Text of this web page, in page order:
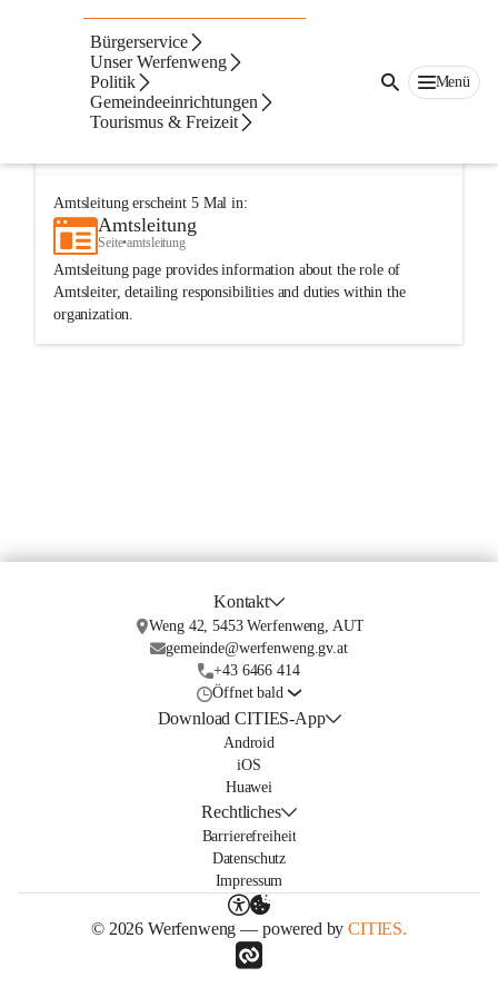
Bürgerservice
Unser Werfenweng
Politik
Gemeindeeinrichtungen
Tourismus & Freizeit
Menü
Beste Resultate Navigation
Suchergebnisse
Suchergebnisse:
Amtsleitung
Amtsleitungerscheint 5Mal in:
Amtsleitung
Seite•amtsleitung
Amtsleitung page provides information about the role of
Amtsleiter, detailing responsibilities and duties within the
organization.
Kontakt
Weng 42, 5453 Werfenweng, AUT
gemeinde@werfenweng.gv.at
+43 6466 414
Öffnet bald
Download CITIES-App
Android
iOS
Huawei
Rechtliches
Barrierefreiheit
Datenschutz
Impressum
© 2026 Werfenweng — powered byCITIES.